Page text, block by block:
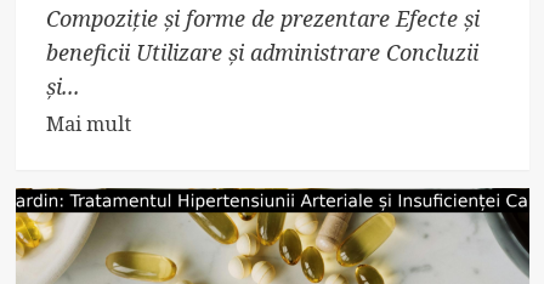
Compoziție și forme de prezentare Efecte și
beneficii Utilizare și administrare Concluzii
și...
Mai multRead
about
Totul
despre
Klacid: